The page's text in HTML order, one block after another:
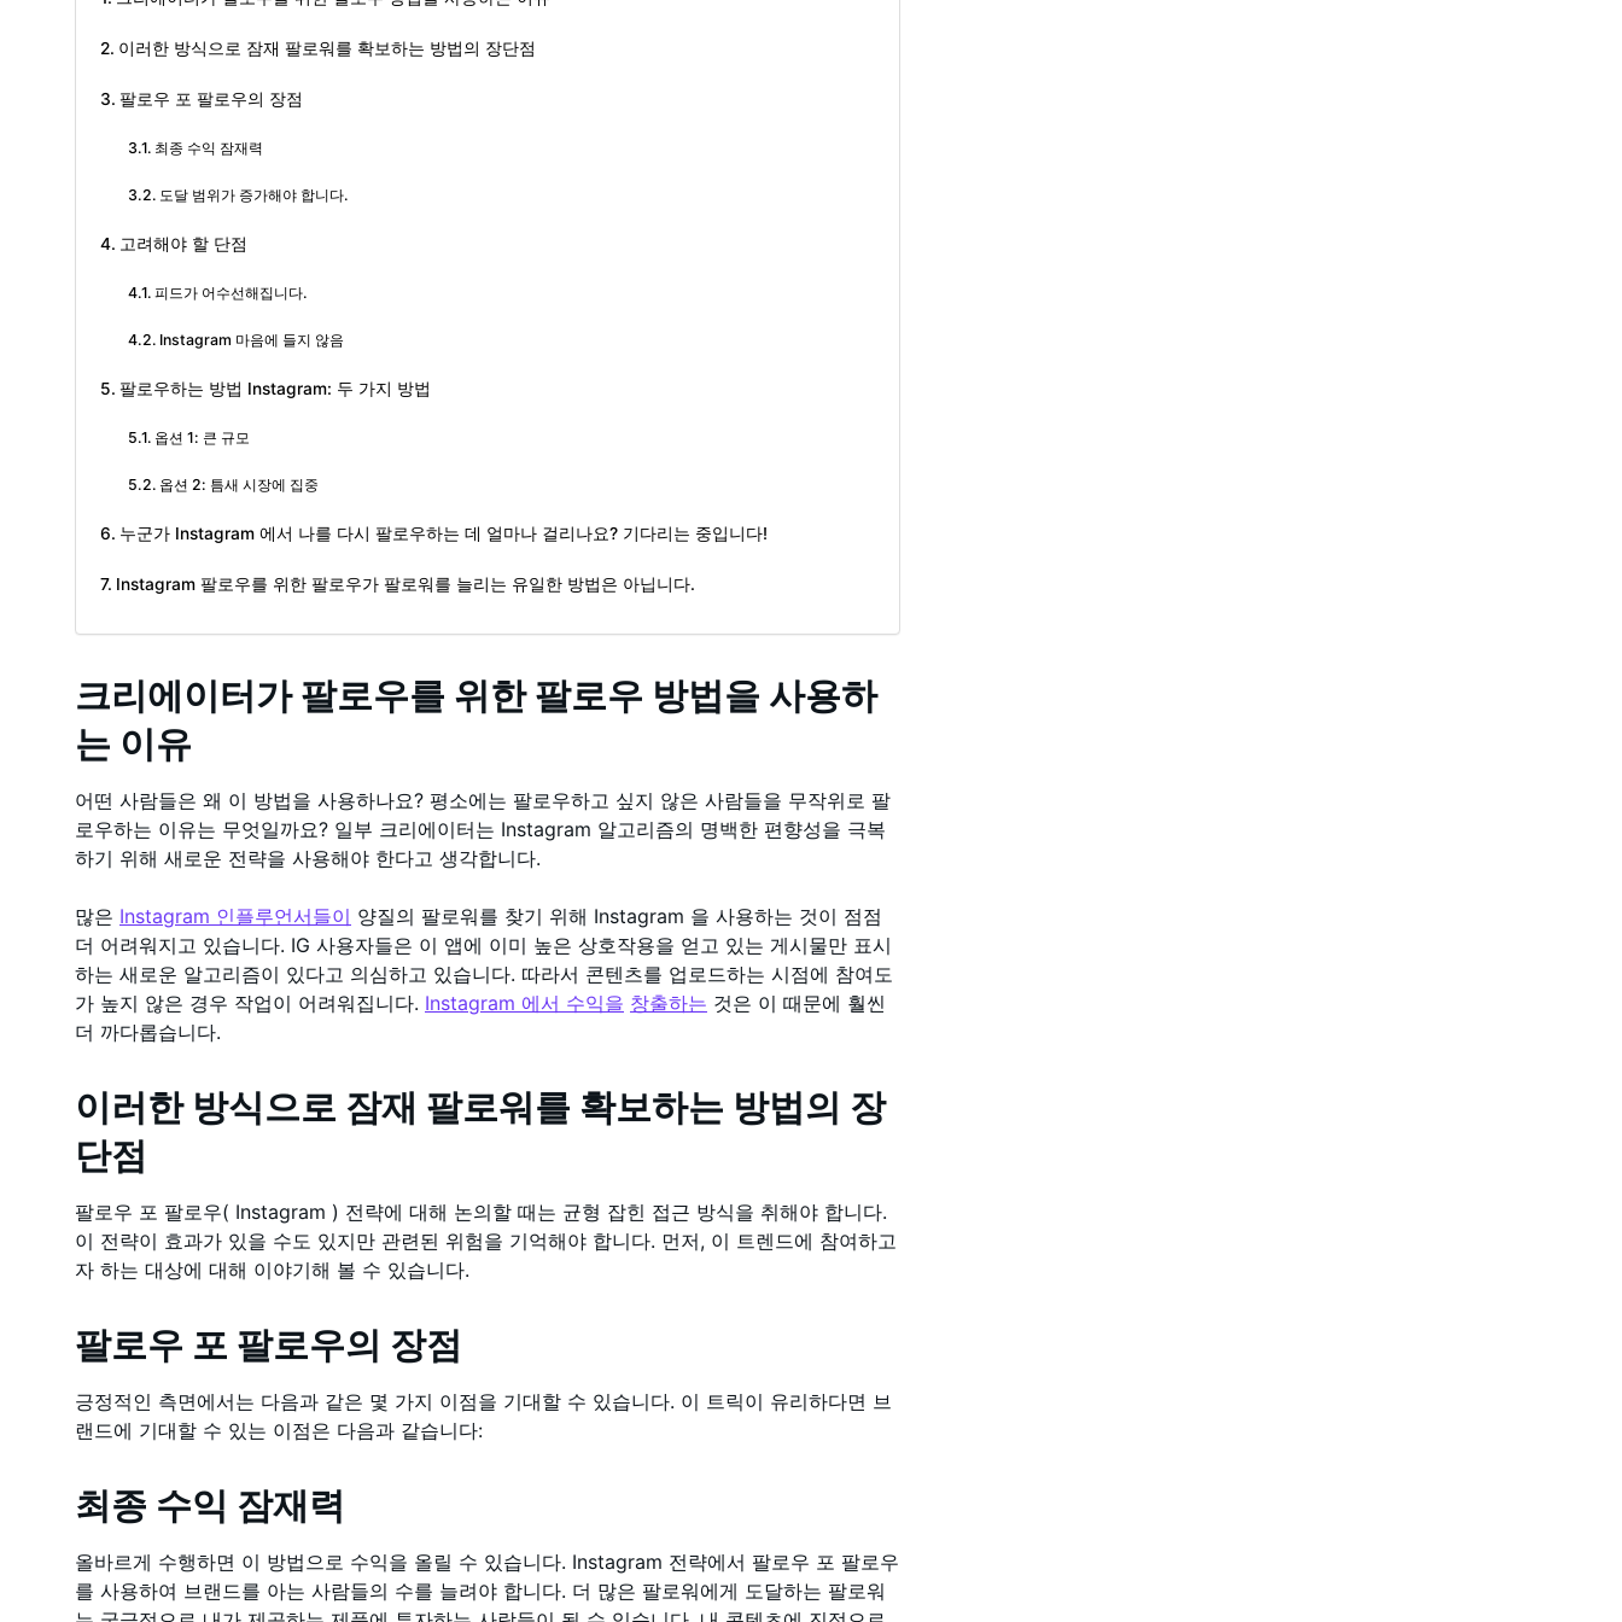
이러한 방식으로 잠재 팔로워를 확보하는 방법의 장단점
팔로우 포 팔로우의 장점
최종 수익 잠재력
도달 범위가 증가해야 합니다.
고려해야 할 단점
피드가 어수선해집니다.
Instagram 마음에 들지 않음
팔로우하는 방법 Instagram: 두 가지 방법
옵션 1: 큰 규모
옵션 2: 틈새 시장에 집중
누군가 Instagram 에서 나를 다시 팔로우하는 데 얼마나 걸리나요? 기다리는 중입니다!
Instagram 팔로우를 위한 팔로우가 팔로워를 늘리는 유일한 방법은 아닙니다.
크리에이터가 팔로우를 위한 팔로우 방법을 사용하
는 이유
어떤 사람들은 왜 이 방법을 사용하나요? 평소에는 팔로우하고 싶지 않은 사람들을 무작위로 팔
로우하는 이유는 무엇일까요? 일부 크리에이터는 Instagram 알고리즘의 명백한 편향성을 극복
하기 위해 새로운 전략을 사용해야 한다고 생각합니다.
많은 Instagram 인플루언서들이 양질의 팔로워를 찾기 위해 Instagram 을 사용하는 것이 점점
더 어려워지고 있습니다. IG 사용자들은 이 앱에 이미 높은 상호작용을 얻고 있는 게시물만 표시
하는 새로운 알고리즘이 있다고 의심하고 있습니다. 따라서 콘텐츠를 업로드하는 시점에 참여도
가 높지 않은 경우 작업이 어려워집니다. Instagram 에서 수익을 창출하는 것은 이 때문에 훨씬
더 까다롭습니다.
이러한 방식으로 잠재 팔로워를 확보하는 방법의 장
단점
팔로우 포 팔로우( Instagram ) 전략에 대해 논의할 때는 균형 잡힌 접근 방식을 취해야 합니다.
이 전략이 효과가 있을 수도 있지만 관련된 위험을 기억해야 합니다. 먼저, 이 트렌드에 참여하고
자 하는 대상에 대해 이야기해 볼 수 있습니다.
팔로우 포 팔로우의 장점
긍정적인 측면에서는 다음과 같은 몇 가지 이점을 기대할 수 있습니다. 이 트릭이 유리하다면 브
랜드에 기대할 수 있는 이점은 다음과 같습니다:
최종 수익 잠재력
올바르게 수행하면 이 방법으로 수익을 올릴 수 있습니다. Instagram 전략에서 팔로우 포 팔로우
를 사용하여 브랜드를 아는 사람들의 수를 늘려야 합니다. 더 많은 팔로워에게 도달하는 팔로워